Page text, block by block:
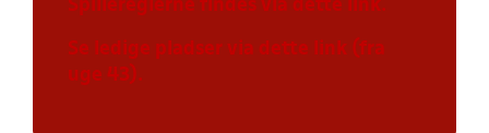
Spillereglerne findes via dette link.
Se ledige pladser via dette link (fra
uge 43).